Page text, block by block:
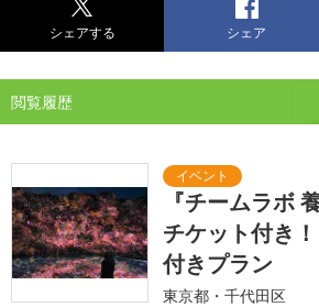
シェアする シェア
閲覧履歴
『チームラボ
チケット付き
付きプラン
東京都・千代田区